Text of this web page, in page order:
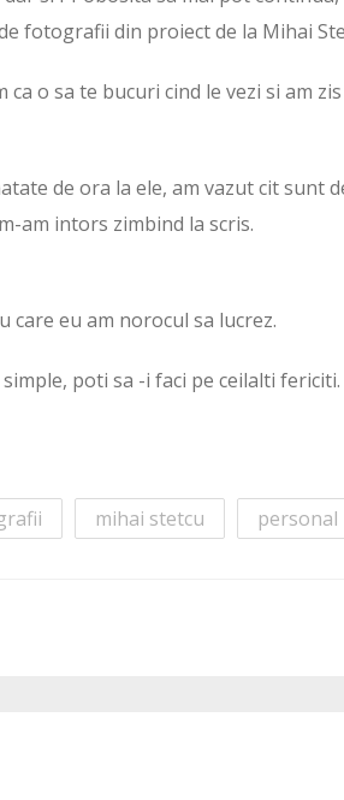
fotografii din proiect de la Mihai
o sa te bucuri cind le vezi si am
de ora la ele, am vazut cit sunt
am intors zimbind la scris.
care eu am norocul sa lucrez.
poti sa -i faci pe ceilalti fericiti.
mihai stetcu personal